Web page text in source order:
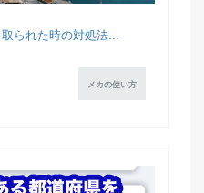
られた時の対処法...
メカの使い方